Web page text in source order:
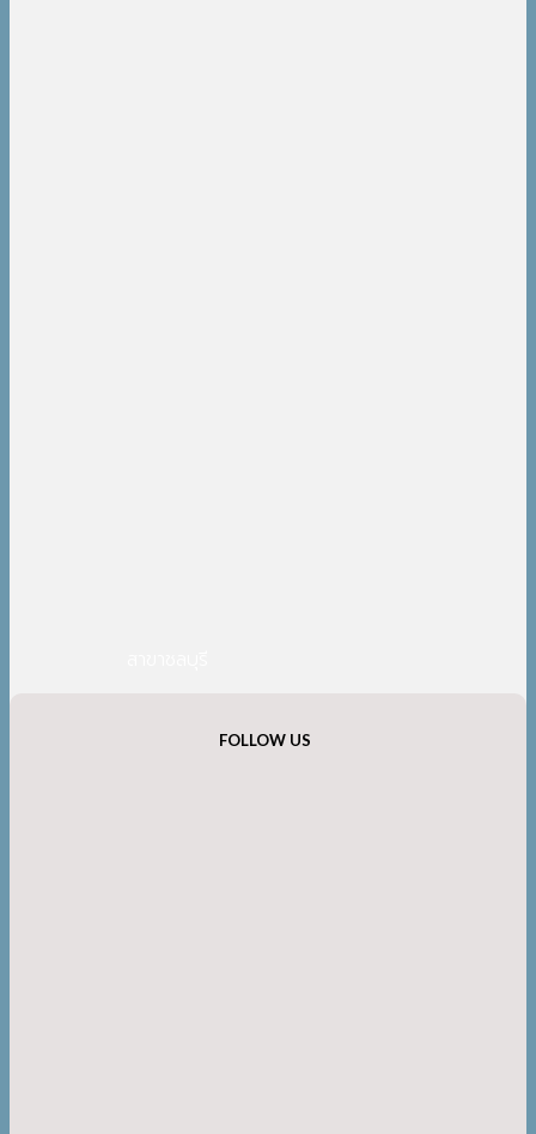
FOLLOW US